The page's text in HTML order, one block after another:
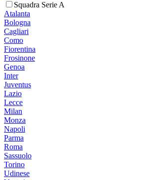
Squadra Serie A
Atalanta
Bologna
Cagliari
Como
Fiorentina
Frosinone
Genoa
Inter
Juventus
Lazio
Lecce
Milan
Monza
Napoli
Parma
Roma
Sassuolo
Torino
Udinese